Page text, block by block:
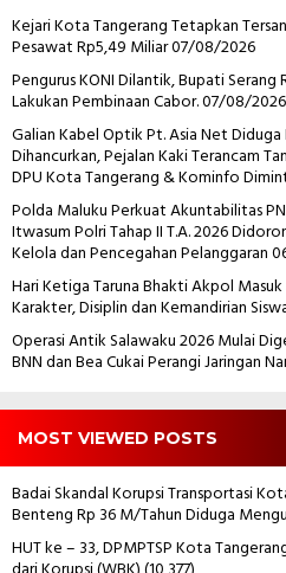
Kejari Kota Tangerang Tetapkan
Pesawat Rp5,49 Miliar07/08/2026
Pengurus KONI Dilantik, Bupati
Lakukan Pembinaan Cabor.07/08/2026
Galian Kabel Optik Pt. Asia Net
Dihancurkan, Pejalan Kaki Terancam
DPU Kota Tangerang & Kominfo
Polda Maluku Perkuat Akuntabilitas
Itwasum Polri Tahap II T.A. 2026
Kelola dan Pencegahan Pelanggaran
Hari Ketiga Taruna Bhakti Akpol
Karakter, Disiplin dan Kemandirian
Operasi Antik Salawaku 2026 Mulai
BNN dan Bea Cukai Perangi Jaringan
MOST VIEWED POSTS
Badai Skandal Korupsi Transportasi
Benteng Rp 36 M/Tahun Diduga
HUT ke – 33, DPMPTSP Kota